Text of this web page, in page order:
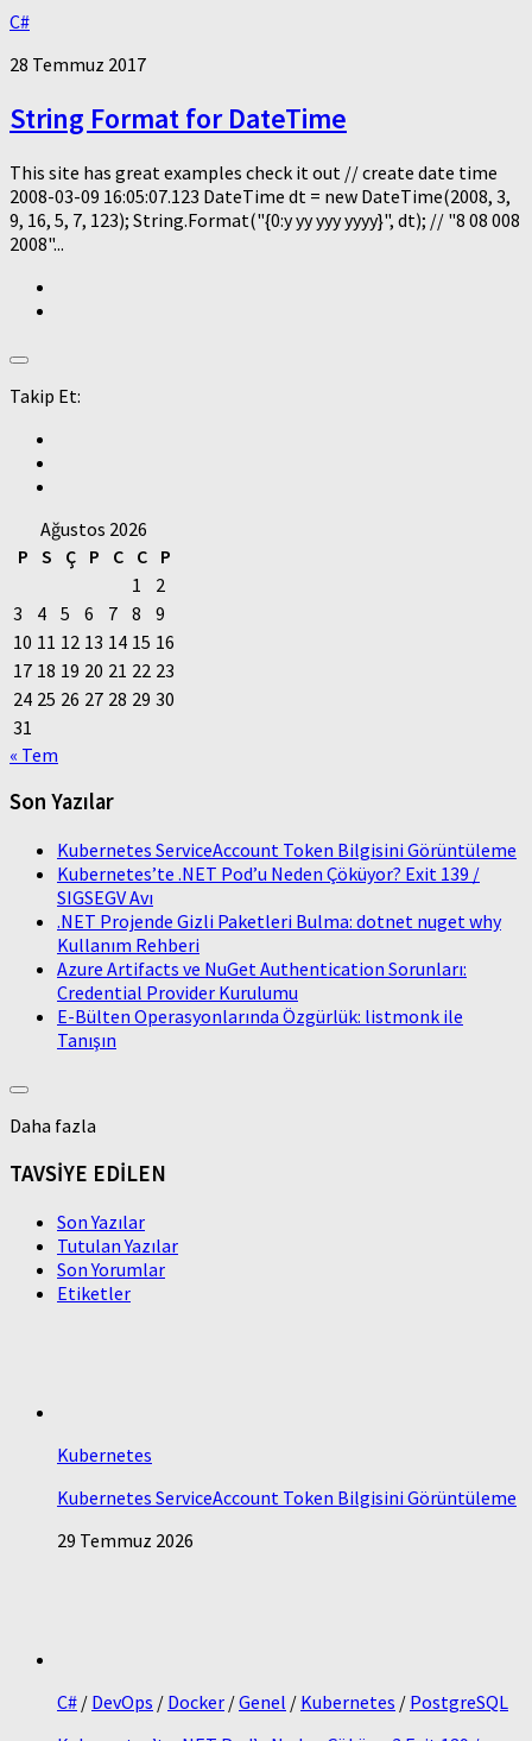
C#
28 Temmuz 2017
String Format for DateTime
This site has great examples check it out // create date time
2008-03-09 16:05:07.123 DateTime dt = new DateTime(2008, 3,
9, 16, 5, 7, 123); String.Format("{0:y yy yyy yyyy}", dt); // "8 08 008
2008"...
Takip Et:
Ağustos 2026
P S Ç P C C
P
1
2
3
4 5 6 7 8
9
10 11 12 13 14 15 16
17 18 19 20 21 22 23
24 25 26 27 28 29 30
31
« Tem
Son Yazılar
Kubernetes ServiceAccount Token Bilgisini Görüntüleme
Kubernetes’te .NET Pod’u Neden Çöküyor? Exit 139 /
SIGSEGV Avı
.NET Projende Gizli Paketleri Bulma: dotnet nuget why
Kullanım Rehberi
Azure Artifacts ve NuGet Authentication Sorunları:
Credential Provider Kurulumu
E-Bülten Operasyonlarında Özgürlük: listmonk ile
Tanışın
Daha fazla
TAVSİYE EDİLEN
Son Yazılar
Tutulan Yazılar
Son Yorumlar
Etiketler
Kubernetes
Kubernetes ServiceAccount Token Bilgisini Görüntüleme
29 Temmuz 2026
C# / DevOps / Docker /Genel / Kubernetes / PostgreSQL